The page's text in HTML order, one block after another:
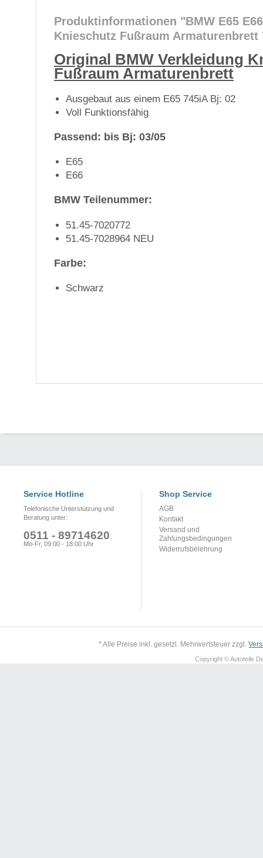
Produktinformationen "BMW E65
Knieschutz Fußraum Armaturenbrett
Original BMW Verkleidung
Fußraum Armaturenbrett
Ausgebaut aus einem E65 745iA Bj: 02
Voll Funktionsfähig
Passend: bis Bj: 03/05
E65
E66
BMW Teilenummer:
51.45-7020772
51.45-7028964 NEU
Farbe:
Schwarz
Service Hotline
Telefonische Unterstützung und
Beratung unter:
0511 - 89714620
Mo-Fr, 09:00 - 18:00 Uhr
Shop Service
AGB
Kontakt
Versand und
Zahlungsbedingungen
Widerrufsbelehrung
* Alle Preise inkl. gesetzl. Mehrwertsteuer zzgl.
Copyright © Autoteile